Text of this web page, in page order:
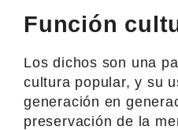
Función
Los dichos son una
cultura popular, y su
generación en
preservación de la